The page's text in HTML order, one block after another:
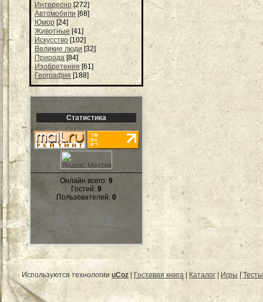
Интересно [272]
Автомобили [68]
Юмор [24]
Животные [41]
Искусство [102]
Великие люди [32]
Природа [84]
Изобретения [61]
География [188]
Статистика
Онлайн всего: 9
Гостей: 9
Пользователей: 0
Используются технологии uCoz Гостевая книга| Каталог Игры |Тесты